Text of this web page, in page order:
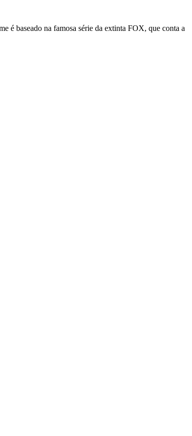
é baseado na famosa série da extinta FOX, que conta a